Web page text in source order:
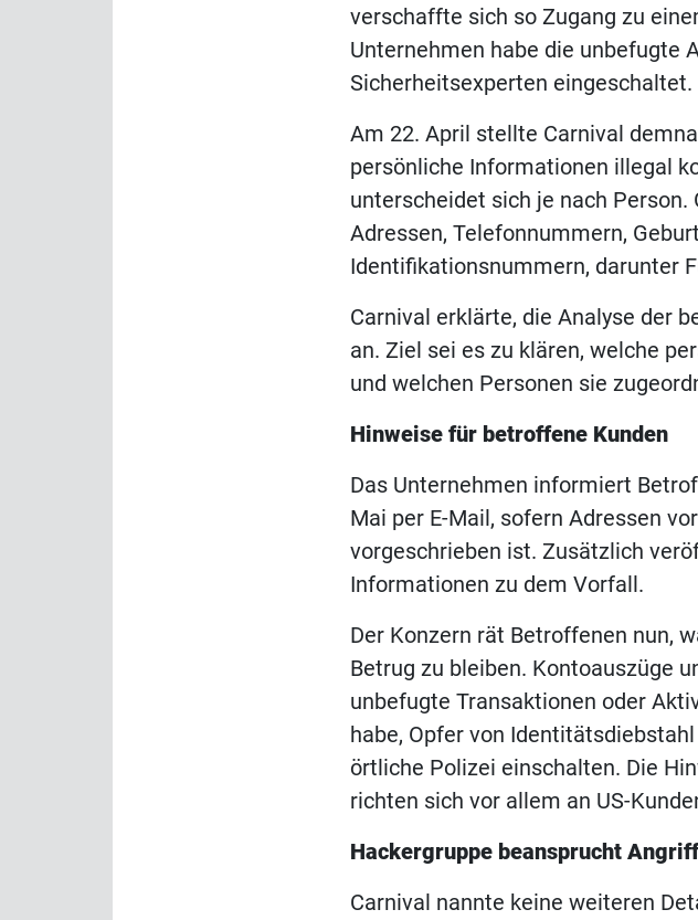
verschaffte sich so Zugang zu
Unternehmen habe die unbefugte
Sicherheitsexperten eingeschaltet.
Am 22. April stellte Carnival
persönliche Informationen illegal
unterscheidet sich je nach Person.
Adressen, Telefonnummern,
Identifikationsnummern, darunter
Carnival erklärte, die Analyse der
an. Ziel sei es zu klären, welche
und welchen Personen sie
Hinweise für betroffene Kunden
Das Unternehmen informiert
Mai per E-Mail, sofern Adressen
vorgeschrieben ist. Zusätzlich
Informationen zu dem Vorfall.
Der Konzern rät Betroffenen nun,
Betrug zu bleiben. Kontoauszüge
unbefugte Transaktionen oder
habe, Opfer von
örtliche Polizei einschalten. Die
richten sich vor allem an US-
Hackergruppe beansprucht Angriff
Carnival nannte keine weiteren